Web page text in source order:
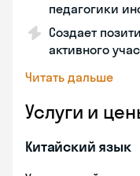
педагогики
Создает
активного
Читать дальше
Услуги и
Китайский язык